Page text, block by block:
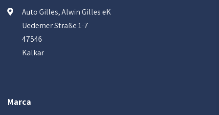
Auto Gilles, Alwin Gilles eK
Uedemer Straße 1-7
47546
Kalkar
Marca